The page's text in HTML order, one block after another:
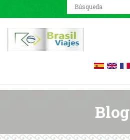
Blog